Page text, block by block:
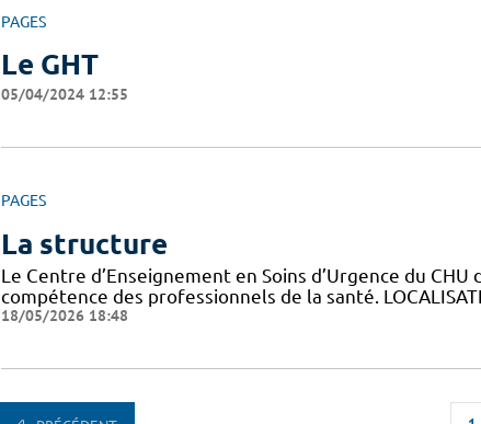
PAGES
Le GHT
05/04/2024 12:55
PAGES
La structure
Le Centre d’Enseignement en Soins d’Urgence du
compétence des professionnels de la santé.
18/05/2026 18:48